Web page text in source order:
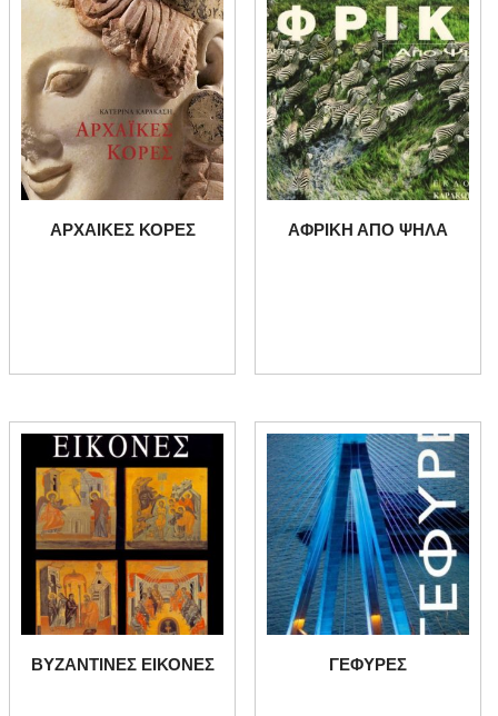
ΑΡΧΑΙΚΕΣ ΚΟΡΕΣ ΑΦΡΙΚΗ ΑΠΟ ΨΗΛΑ
ΒΥΖΑΝΤΙΝΕΣ ΕΙΚΟΝΕΣ ΓΕΦΥΡΕΣ